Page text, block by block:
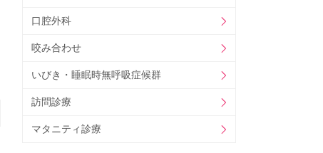
口腔外科
咬み合わせ
いびき・睡眠時無呼吸症候群
訪問診療
マタニティ診療